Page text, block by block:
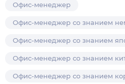
Офис-менеджер
Офис-менеджер со знанием
Офис-менеджер со знанием
Офис-менеджер со знанием
Офис-менеджер со знанием